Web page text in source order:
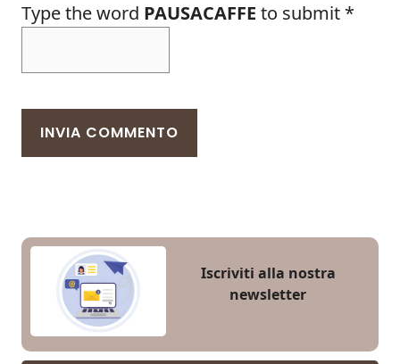
Type the word PAUSACAFFE to submit *
Iscriviti alla nostra
newsletter